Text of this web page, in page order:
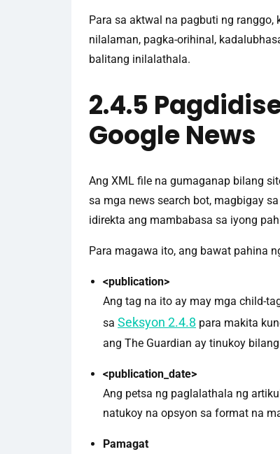
Para sa aktwal na pagbuti ng
nilalaman, pagka-orihinal,
balitang inilalathala.
2.4.5
Google News
Ang XML file na gumaganap bilang
sa mga news search bot, magbigay
idirekta ang mambabasa sa iyong
Para magawa ito, ang bawat pahina
<publication>
Ang tag na ito ay may mga child-
sa Seksyon 2.4.8 para makita
ang The Guardian ay tinukoy
<publication_date>
Ang petsa ng paglalathala ng
natukoy na opsyon sa format na
Pamagat